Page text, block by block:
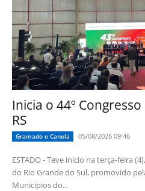
Inicia o 44º
RS
Gramado e Canela 05/08/2026 09:46
ESTADO - Teve início na terça-feira
do Rio Grande do Sul, promovido
Municípios do...